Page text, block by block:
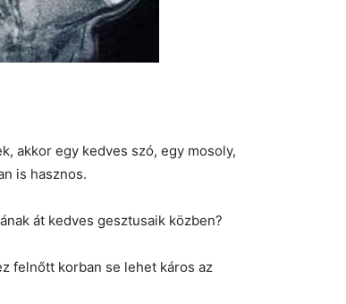
akkor egy kedves szó, egy mosoly,
is hasznos.
át kedves gesztusaik közben?
felnőtt korban se lehet káros az